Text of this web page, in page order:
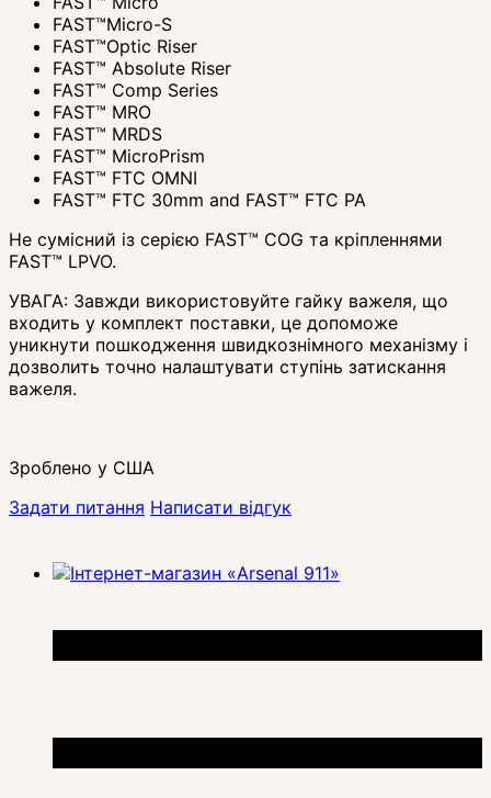
FAST™Micro-S
FAST™Optic Riser
FAST™ Absolute Riser
FAST™ Comp Series
FAST™ MRO
FAST™ MRDS
FAST™ MicroPrism
FAST™ FTC OMNI
FAST™ FTC 30mm and FAST™ FTC PA
Не сумісний із серією FAST™ COG та кріпленнями
FAST™ LPVO.
УВАГА: Завжди використовуйте гайку важеля, що
входить у комплект поставки, це допоможе
уникнути пошкодження швидкознімного механізму і
дозволить точно налаштувати ступінь затискання
важеля.
Зроблено у США
Задати питання Написати відгук